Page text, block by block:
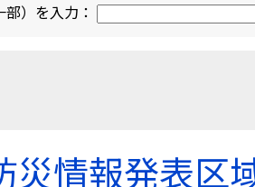
）を入力：
災情報発表区